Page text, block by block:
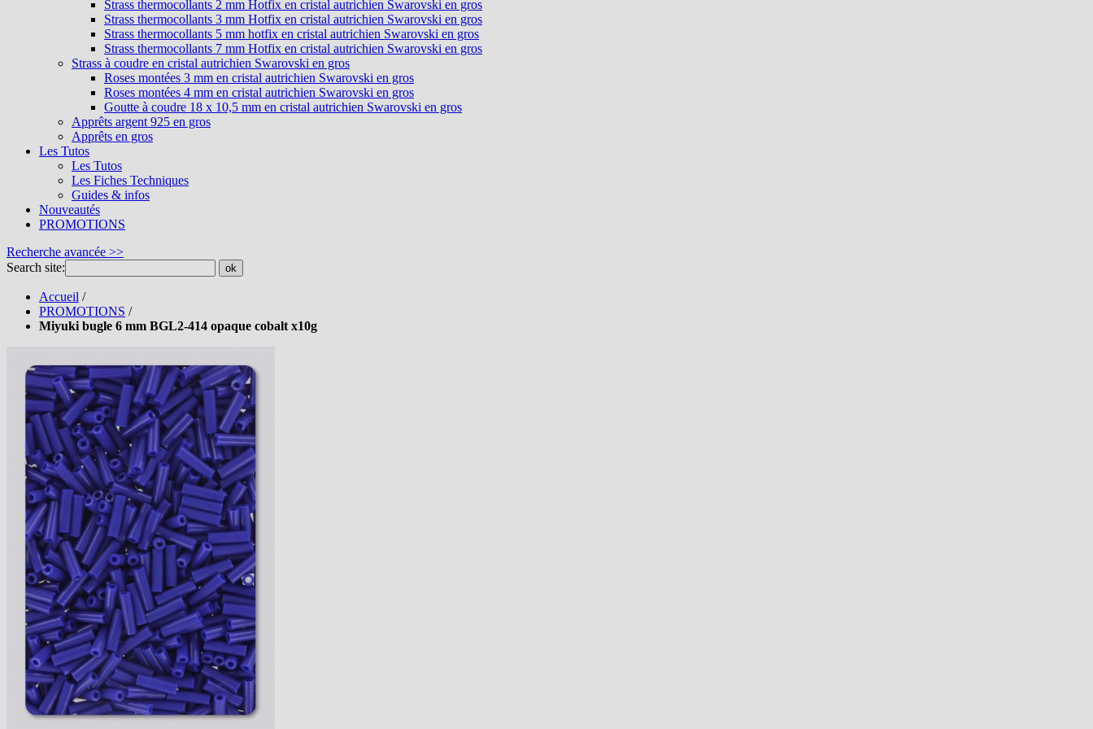
Strass thermocollants 2 mm Hotfix en cristal autrichien Swarovski en gros
Strass thermocollants 3 mm Hotfix en cristal autrichien Swarovski en gros
Strass thermocollants 5 mm hotfix en cristal autrichien Swarovski en gros
Strass thermocollants 7 mm Hotfix en cristal autrichien Swarovski en gros
Strass à coudre en cristal autrichien Swarovski en gros
Roses montées 3 mm en cristal autrichien Swarovski en gros
Roses montées 4 mm en cristal autrichien Swarovski en gros
Goutte à coudre 18 x 10,5 mm en cristal autrichien Swarovski en gros
Apprêts argent 925 en gros
Apprêts en gros
Les Tutos
Les Tutos
Les Fiches Techniques
Guides & infos
Nouveautés
PROMOTIONS
Recherche avancée >>
Search site:
ok
Accueil /
PROMOTIONS /
Miyuki bugle 6 mm BGL2-414 opaque cobalt x10g